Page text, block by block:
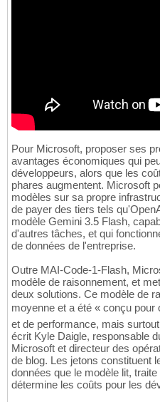
Pour Microsoft, proposer ses
avantages économiques qui
développeurs, alors que les
phares augmentent. Microsoft
modèles sur sa propre
de payer des tiers tels
modèle Gemini 3.5 Flash,
d'autres tâches, et qui
de données de l'entreprise.
Outre MAI-Code-1-Flash,
modèle de raisonnement, et
deux solutions. Ce modèle de
moyenne et a été « conçu pour
et de performance, mais
écrit Kyle Daigle, responsable
Microsoft et directeur des
de blog. Les jetons constituent
données que le modèle lit,
détermine les coûts pour les